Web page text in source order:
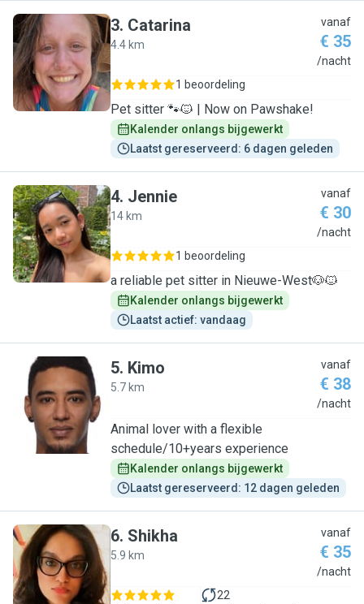
C
3. Catarina
4.4 km
vanaf
€ 35
/nacht
1 beoordeling
Pet sitter 🐾🐱 | Now on Pawshake!
Kalender onlangs bijgewerkt
Laatst gereserveerd: 6 dagen geleden
J
4. Jennie
14 km
vanaf
€ 30
/nacht
1 beoordeling
a reliable pet sitter in Nieuwe-West🐶🐱
Kalender onlangs bijgewerkt
Laatst actief: vandaag
K
5. Kimo
5.7 km
vanaf
€ 38
/nacht
Animal lover with a flexible
schedule/10+years experience
Kalender onlangs bijgewerkt
Laatst gereserveerd: 12 dagen geleden
S
6. Shikha
5.9 km
vanaf
€ 35
/nacht
22